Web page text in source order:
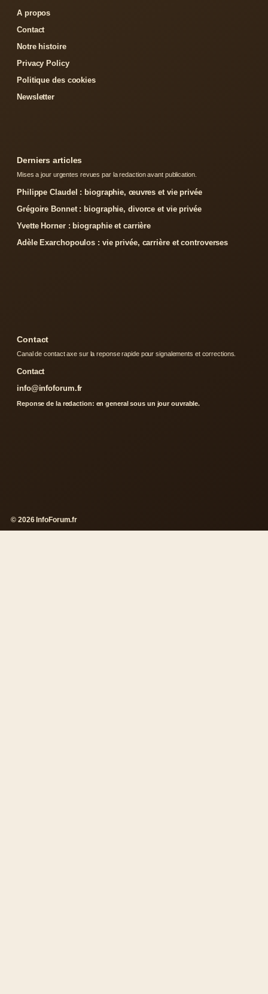
A propos
Contact
Notre histoire
Privacy Policy
Politique des cookies
Newsletter
Derniers articles
Mises a jour urgentes revues par la redaction avant publication.
Philippe Claudel : biographie, œuvres et vie privée
Grégoire Bonnet : biographie, divorce et vie privée
Yvette Horner : biographie et carrière
Adèle Exarchopoulos : vie privée, carrière et controverses
Contact
Canal de contact axe sur la reponse rapide pour signalements et corrections.
Contact
info@infoforum.fr
Reponse de la redaction: en general sous un jour ouvrable.
© 2026 InfoForum.fr